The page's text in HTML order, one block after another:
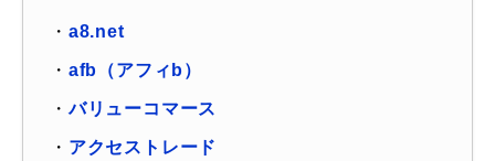
・ a8.net
・ afb（アフィb）
・バリューコマース
・ アクセストレード